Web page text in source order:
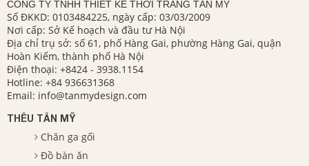
CÔNG TY TNHH THIẾT KẾ THỜI TRANG TÂN MỸ
Số ĐKKD: 0103484225, ngày cấp: 03/03/2009
Nơi cấp: Sở Kế hoạch và đầu tư Hà Nội
Địa chỉ trụ sở: số 61, phố Hàng Gai, phường Hàng Gai, quận
Hoàn Kiếm, thành phố Hà Nội
Điện thoại: +8424 - 3938.1154
Hotline: +84 936631368
Email: info@tanmydesign.com
THÊU TÂN MỸ
Chăn ga gối
Đồ bàn ăn